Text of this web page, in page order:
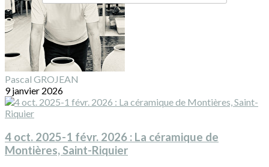
Pascal GROJEAN
9 janvier 2026
4 oct. 2025-1 févr. 2026 : La céramique de
Montières, Saint-Riquier